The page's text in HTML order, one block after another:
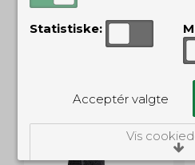
ALTERNATIVE
Statistiske:
Acceptér valgte
Vis